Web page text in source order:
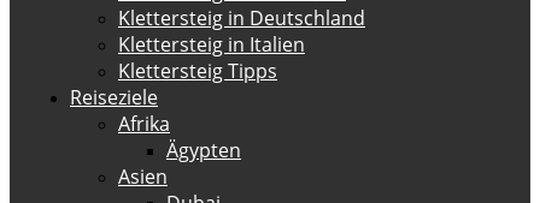
Klettersteig in Deutschland
Klettersteig in Italien
Klettersteig Tipps
Reiseziele
Afrika
Ägypten
Asien